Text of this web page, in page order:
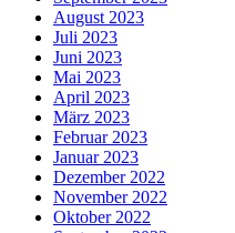
August 2023
Juli 2023
Juni 2023
Mai 2023
April 2023
März 2023
Februar 2023
Januar 2023
Dezember 2022
November 2022
Oktober 2022